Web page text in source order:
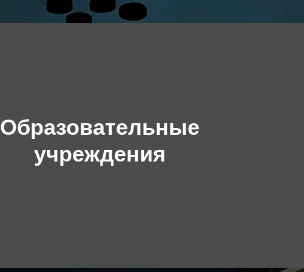
Образовательные
учреждения